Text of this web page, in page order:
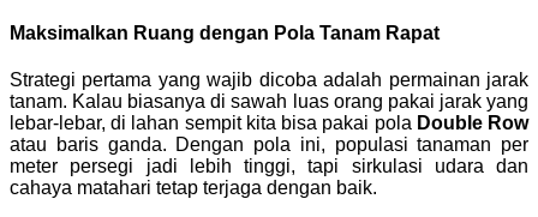
Maksimalkan Ruang dengan Pola Tanam Rapat
Strategi pertama yang wajib dicoba adalah permainan jarak
tanam. Kalau biasanya di sawah luas orang pakai jarak yang
lebar-lebar, di lahan sempit kita bisa pakai pola Double Row
atau baris ganda. Dengan pola ini, populasi tanaman per
meter persegi jadi lebih tinggi, tapi sirkulasi udara dan
cahaya matahari tetap terjaga dengan baik.